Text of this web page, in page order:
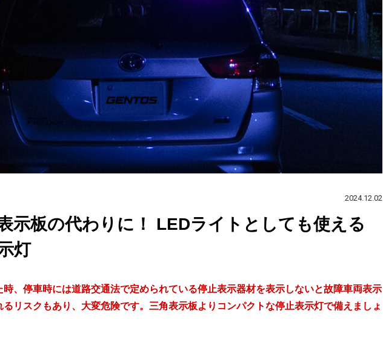
2024.12.02
示板の代わりに！ LEDライトとしても使える
灯
、停車時には道路交通法で定められている停止表示器材を表示しないと故障車両表示
リスクもあり、大変危険です。三角表示板よりコンパクトな停止表示灯で備えましょ